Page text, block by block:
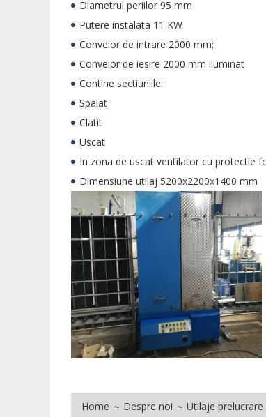
Diametrul periilor 95 mm
Putere instalata 11 KW
Conveior de intrare 2000 mm;
Conveior de iesire 2000 mm iluminat
Contine sectiuniile:
Spalat
Clatit
Uscat
In zona de uscat ventilator cu protectie
Dimensiune utilaj 5200x2200x1400 mm
Home Despre noi Utilaje